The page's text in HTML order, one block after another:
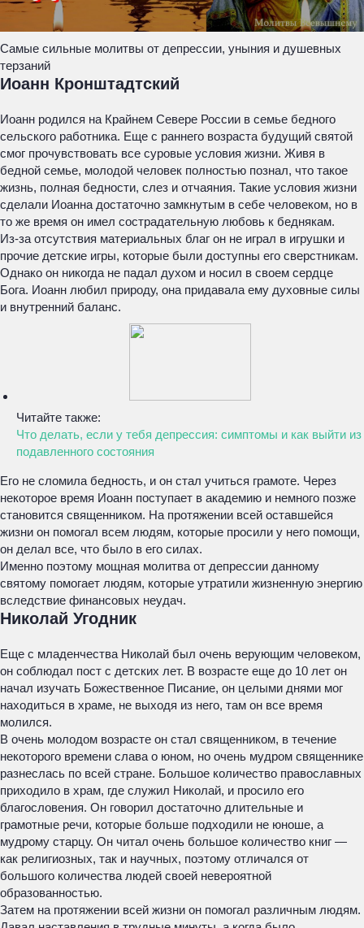
Самые сильные молитвы от депрессии, уныния и душевных
терзаний
Иоанн Кронштадтский
Иоанн родился на Крайнем Севере России в семье бедного
сельского работника. Еще с раннего возраста будущий святой
смог прочувствовать все суровые условия жизни. Живя в
бедной семье, молодой человек полностью познал, что такое
жизнь, полная бедности, слез и отчаяния. Такие условия жизни
сделали Иоанна достаточно замкнутым в себе человеком, но в
то же время он имел сострадательную любовь к беднякам.
Из-за отсутствия материальных благ он не играл в игрушки и
прочие детские игры, которые были доступны его сверстникам.
Однако он никогда не падал духом и носил в своем сердце
Бога. Иоанн любил природу, она придавала ему духовные силы
и внутренний баланс.
Читайте также:
Что делать, если у тебя депрессия: симптомы и как выйти из
подавленного состояния
Его не сломила бедность, и он стал учиться грамоте. Через
некоторое время Иоанн поступает в академию и немного позже
становится священником. На протяжении всей оставшейся
жизни он помогал всем людям, которые просили у него помощи,
он делал все, что было в его силах.
Именно поэтому мощная молитва от депрессии данному
святому помогает людям, которые утратили жизненную энергию
вследствие финансовых неудач.
Николай Угодник
Еще с младенчества Николай был очень верующим человеком,
он соблюдал пост с детских лет. В возрасте еще до 10 лет он
начал изучать Божественное Писание, он целыми днями мог
находиться в храме, не выходя из него, там он все время
молился.
В очень молодом возрасте он стал священником, в течение
некоторого времени слава о юном, но очень мудром священнике
разнеслась по всей стране. Большое количество православных
приходило в храм, где служил Николай, и просило его
благословения. Он говорил достаточно длительные и
грамотные речи, которые больше подходили не юноше, а
мудрому старцу. Он читал очень большое количество книг —
как религиозных, так и научных, поэтому отличался от
большого количества людей своей невероятной
образованностью.
Затем на протяжении всей жизни он помогал различным людям.